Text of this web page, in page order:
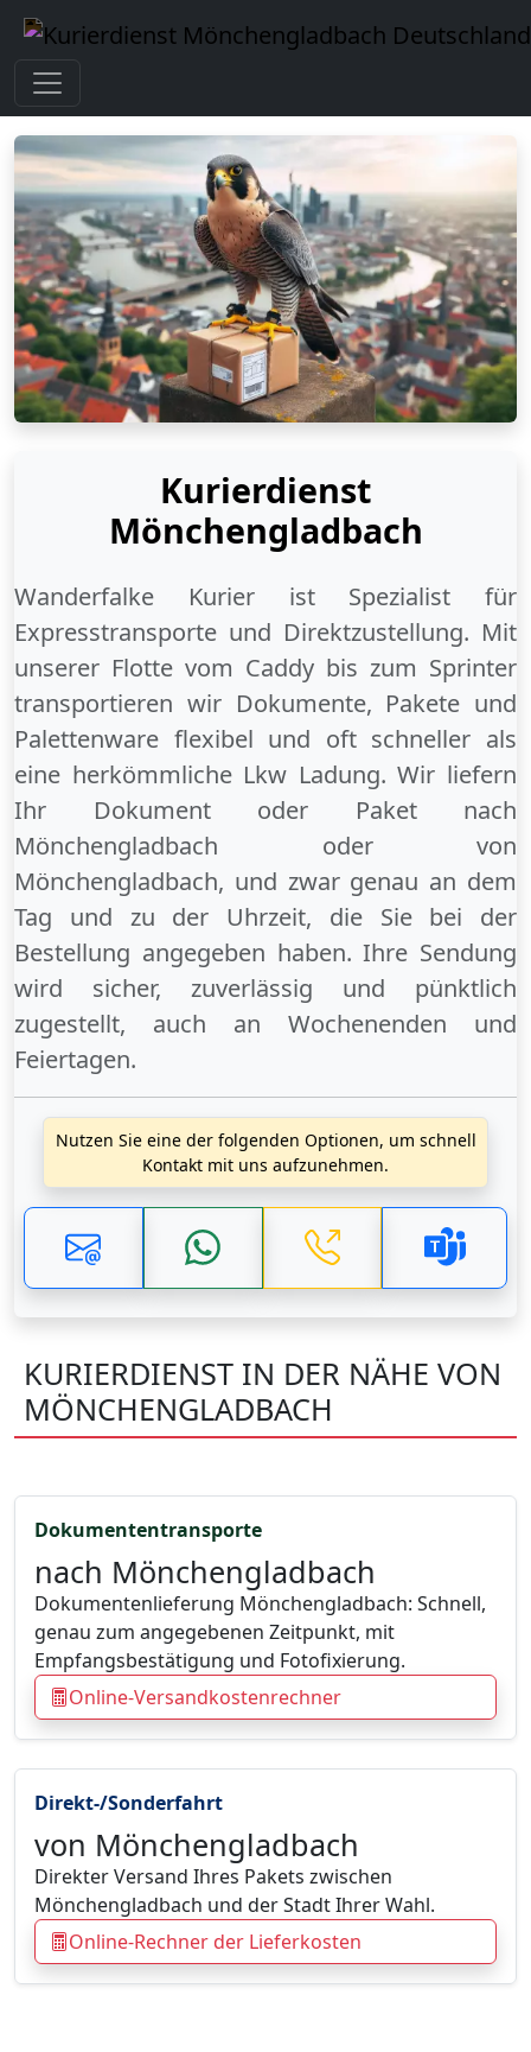
Kurierdienst
Mönchengladbach
Wanderfalke Kurier ist Spezialist für
Expresstransporte und Direktzustellung. Mit
unserer Flotte vom Caddy bis zum Sprinter
transportieren wir Dokumente, Pakete und
Palettenware flexibel und oft schneller als
eine herkömmliche Lkw Ladung. Wir liefern
Ihr Dokument oder Paket nach
Mönchengladbach oder von
Mönchengladbach, und zwar genau an dem
Tag und zu der Uhrzeit, die Sie bei der
Bestellung angegeben haben. Ihre Sendung
wird sicher, zuverlässig und pünktlich
zugestellt, auch an Wochenenden und
Feiertagen.
Nutzen Sie eine der folgenden Optionen, um schnell
Kontakt mit uns aufzunehmen.
KURIERDIENST IN DER NÄHE VON
MÖNCHENGLADBACH
Direkt-/Sonderfahrt
von Mönchengladbach
Direkter Versand Ihres Pakets zwischen
Mönchengladbach und der Stadt Ihrer Wahl.
Online-Rechner der Lieferkosten
Dokumententransporte
nach Mönchengladbach
Dokumentenlieferung Mönchengladbach: Schnell,
genau zum angegebenen Zeitpunkt, mit
Empfangsbestätigung und Fotofixierung.
Online-Versandkostenrechner